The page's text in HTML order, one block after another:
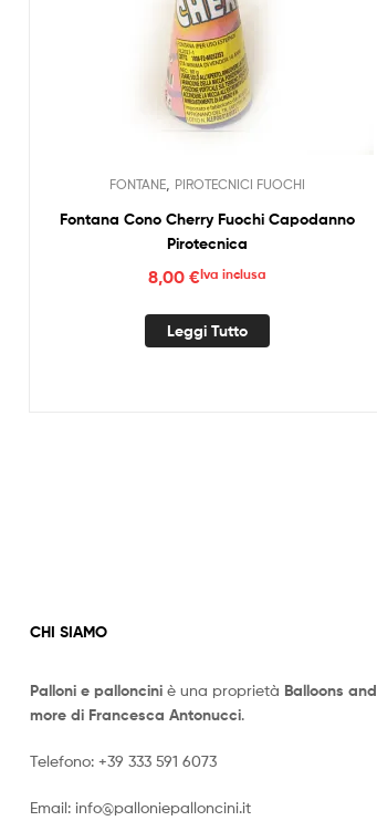
FONTANE PIROTECNICI FUOCHI
Fontana Cono Cherry Fuochi Capodanno
Pirotecnica
8,00€Iva inclusa
Leggi Tutto
CHI SIAMO
Palloni e palloncini è una proprietà Balloons and
more di Francesca Antonucci.
Telefono: +39 333 591 6073
Email: info@palloniepalloncini.it